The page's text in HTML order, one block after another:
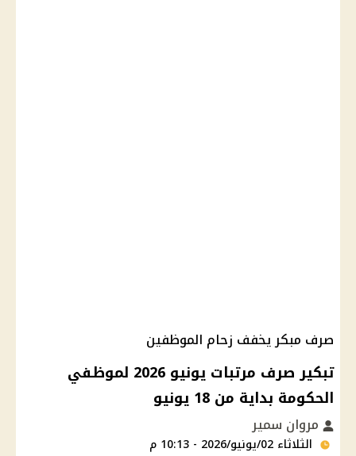
صرف مبكر يخفف زحام الموظفين
تبكير صرف مرتبات يونيو 2026 لموظفي
الحكومة بداية من 18 يونيو
مروان سمير
الثلاثاء 02/يونيو/2026 - 10:13 م